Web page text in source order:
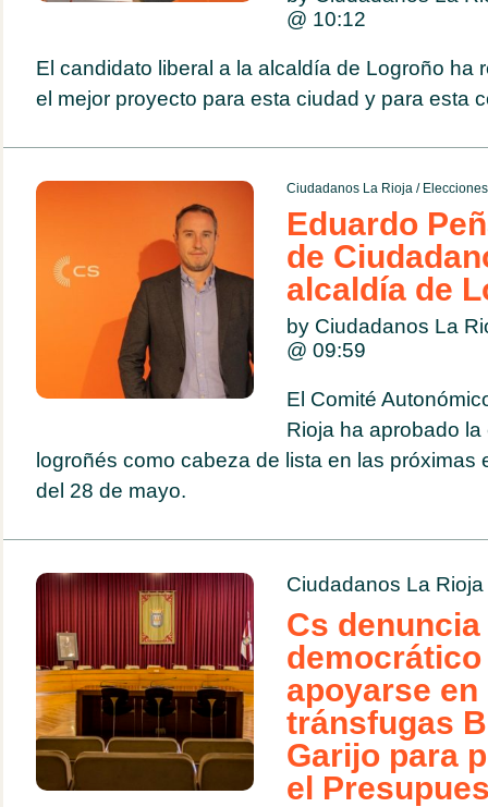
@ 10:12
El candidato liberal a la alcaldía de Logroño ha
el mejor proyecto para esta ciudad y para esta
Ciudadanos La Rioja/
Eduardo
de
alcaldía de
by Ciudadanos La
@ 09:59
El Comité
Rioja ha aprobado
logroñés como cabeza de lista en las próximas
del 28 de mayo.
Ciudadanos La Rioja
Cs
apoyarse en
tránsfugas
Garijo para
el